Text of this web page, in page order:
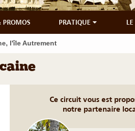
PROMOS PRATIQUE
l'île Autrement
Ce circuit vous est
notre partenaire